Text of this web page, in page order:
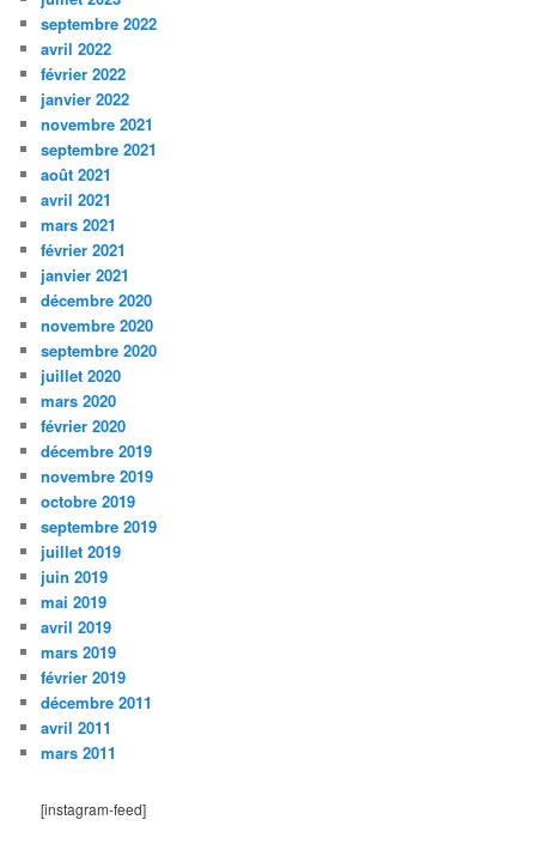
septembre 2022
avril 2022
février 2022
janvier 2022
novembre 2021
septembre 2021
août 2021
avril 2021
mars 2021
février 2021
janvier 2021
décembre 2020
novembre 2020
septembre 2020
juillet 2020
mars 2020
février 2020
décembre 2019
novembre 2019
octobre 2019
septembre 2019
juillet 2019
juin 2019
mai 2019
avril 2019
mars 2019
février 2019
décembre 2011
avril 2011
mars 2011
[instagram-feed]